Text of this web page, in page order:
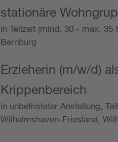
stationäre
in Teilzeit (mind. 30 - max.
Bernburg
Erzieherin (m/w/d)
Krippenbereich
in unbefristeter Anstellung,
Wilhelmshaven-Friesland,